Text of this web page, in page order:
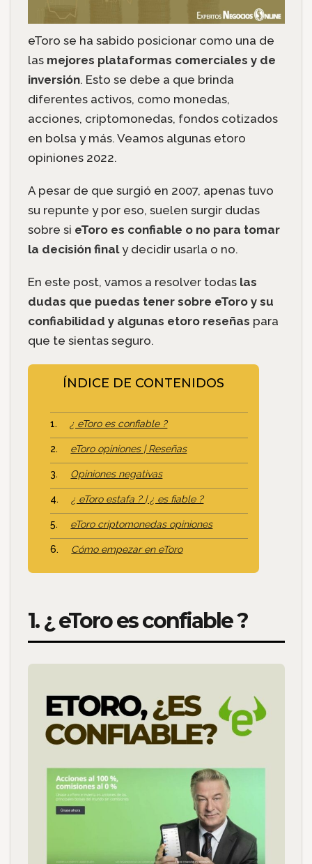
eToro se ha sabido posicionar como una de
las mejores plataformas comerciales y de
inversión. Esto se debe a que brinda
diferentes activos, como monedas,
acciones, criptomonedas, fondos cotizados
en bolsa y más. Veamos algunas etoro
opiniones 2022.
A pesar de que surgió en 2007, apenas tuvo
su repunte y por eso, suelen surgir dudas
sobre si eToro es confiable o no para tomar
la decisión finaly decidir usarla o no.
En este post, vamos a resolver todas las
dudas que puedas tener sobre eToro y su
confiabilidad y algunas etoro reseñas para
que te sientas seguro.
ÍNDICE DE CONTENIDOS
¿ eToro es confiable ?
eToro opiniones | Reseñas
Opiniones negativas
¿ eToro estafa ? | ¿ es fiable ?
eToro criptomonedas opiniones
Cómo empezar en eToro
1. ¿ eToro es confiable ?